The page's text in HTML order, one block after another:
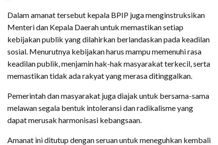
Dalam amanat tersebut kepala BPIP juga menginstruksikan
Menteri dan Kepala Daerah untuk memastikan setiap
kebijakan publik yang dilahirkan berlandaskan pada keadilan
sosial. Menurutnya kebijakan harus mampu memenuhi rasa
keadilan publik, menjamin hak-hak masyarakat terkecil, serta
memastikan tidak ada rakyat yang merasa ditinggalkan.
Pemerintah dan masyarakat juga diajak untuk bersama-sama
melawan segala bentuk intoleransi dan radikalisme yang
dapat merusak harmonisasi kebangsaan.
Amanat ini ditutup dengan seruan untuk meneguhkan kembali